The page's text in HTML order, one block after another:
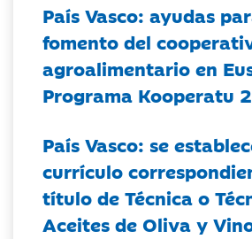
País Vasco: ayudas
fomento del
agroalimentario en
Programa Kooperatu
País Vasco: se
currículo
título de Técnica o
Aceites de Oliva y